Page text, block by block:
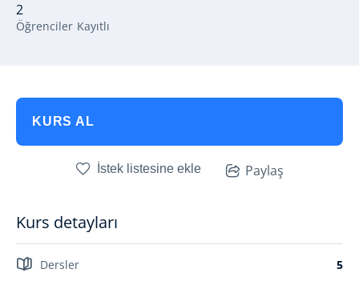
2
Öğrenciler Kayıtlı
KURS AL
İstek listesine ekle Paylaş
Kurs detayları
Dersler 5